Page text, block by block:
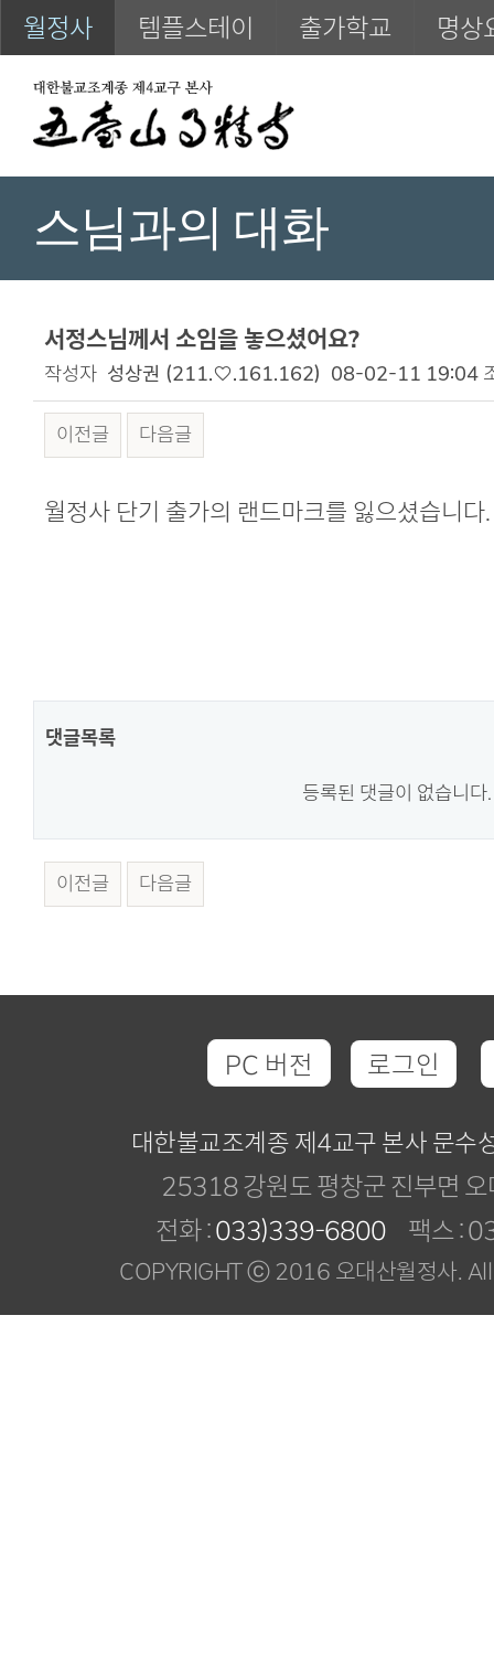
월정사 템플스테이 출가학교 명상
스님과의 대화
서정스님께서 소임을 놓으셨어요?
작성자 성상권 (211.♡.161.162) 08-02-11 19:04
이전글 다음글
본문
월정사 단기 출가의 랜드마크를 잃으셨습니다.
댓글목록
등록된 댓글이 없습니다.
이전글 다음글
PC 버전 로그인
대한불교조계종 제4교구 본사 문수
25318 강원도 평창군 진부면
전화 :033)339-6800 팩스 :
COPYRIGHT ⓒ 2016 오대산월정사.